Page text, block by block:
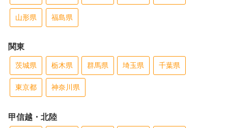
山形県 福島県
関東
茨城県 栃木県 群馬県 埼玉県 千葉県
東京都 神奈川県
甲信越・北陸